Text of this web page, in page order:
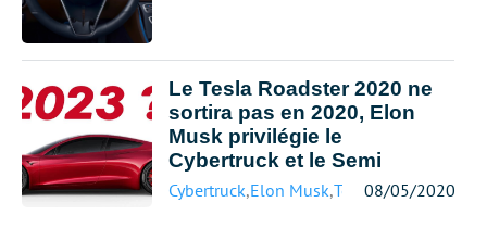
Le Tesla Roadster 2020 ne
sortira pas en 2020, Elon
Musk privilégie le
Cybertruck et le Semi
Cybertruck,Elon Musk,Tesla08/05/2020